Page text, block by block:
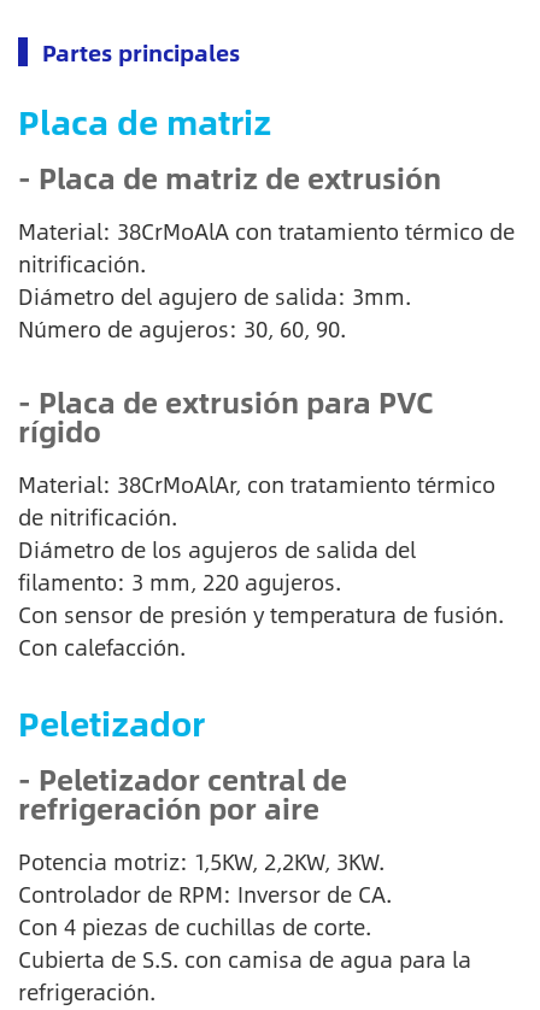
Partes principales
Placa de matriz
- Placa de matriz de extrusión
Material: 38CrMoAlA con tratamiento térmico de
nitrificación.
Diámetro del agujero de salida: 3mm.
Número de agujeros: 30, 60, 90.
- Placa de extrusión para PVC
rígido
Material: 38CrMoAlAr, con tratamiento térmico
de nitrificación.
Diámetro de los agujeros de salida del
filamento: 3 mm, 220 agujeros.
Con sensor de presión y temperatura de fusión.
Con calefacción.
Peletizador
- Peletizador central de
refrigeración por aire
Potencia motriz: 1,5KW, 2,2KW, 3KW.
Controlador de RPM: Inversor de CA.
Con 4 piezas de cuchillas de corte.
Cubierta de S.S. con camisa de agua para la
refrigeración.